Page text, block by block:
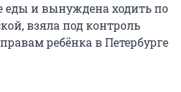
еды и вынуждена ходить по
взяла под контроль
ребёнка в Петербурге